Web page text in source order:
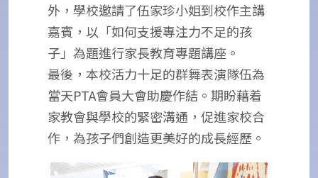
外，學校邀請了伍家珍小姐到校作主講
嘉賓，以「如何支援專注力不足的孩
子」為題進行家長教育專題講座。
最後，本校活力十足的群舞表演隊伍為
當天PTA會員大會助慶作結。期盼藉着
家教會與學校的緊密溝通，促進家校合
作，為孩子們創造更美好的成長經歷。